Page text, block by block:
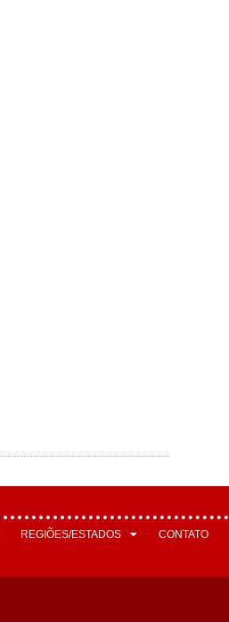
REGIÕES/ESTADOS CONTATO